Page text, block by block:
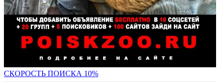
СКОРОСТЬ ПОИСКА 10%